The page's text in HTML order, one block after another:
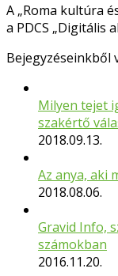
A „Roma kultúra
a PDCS „Digitális
Bejegyzéseinkből
Milyen tejet
szakértő
2018.09.13.
Az anya, aki
2018.08.06.
Gravid Info,
számokban
2016.11.20.